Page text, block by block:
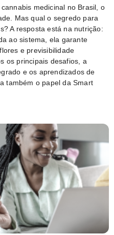
medicinal no Brasil, o
Mas qual o segredo para
A resposta está na nutrição:
ao sistema, ela garante
e previsibilidade
os principais desafios, a
e os aprendizados de
também o papel da Smart